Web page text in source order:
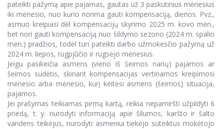
pateikti pažymą apie pajamas, gautas už 3 paskutinius mėnesius
iki mėnesio, nuo kurio norima gauti kompensaciją, dienos. Pvz.,
asmuo kreipiasi dėl kompensacijų skyrimo 2025 m. kovo mėn.,
bet nori gauti kompensaciją nuo šildymo sezono (2024 m. spalio
mėn.) pradžios, todėl turi pateikti darbo užmokesčio pažymą už
2024 m. liepos, rugpjūčio ir rugsėjo mėnesius.
Jeigu pasikeičia asmens (vieno iš šeimos narių) pajamos ar
šeimos sudėtis, skiriant kompensacijas vertinamos kreipimosi
mėnesio arba mėnesio, kurį keitėsi asmens (šeimos) situacija,
pajamos.
Jei prašymas teikiamas pirmą kartą, reikia nepamiršti užpildyti 6
priedą, t. y. nurodyti informaciją apie šilumos, karšto ir šalto
vandens teikėjus, nurodyti asmeniui tiekėjo suteiktus mokėtojo